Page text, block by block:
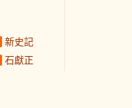
新史記
石獻正